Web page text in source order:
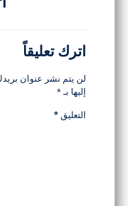
اترك تعليقاً